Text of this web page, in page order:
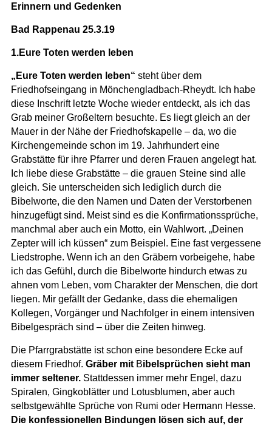
Erinnern und Gedenken
Bad Rappenau 25.3.19
1.Eure Toten werden leben
„Eure Toten werden leben“ steht über dem
Friedhofseingang in Mönchengladbach-Rheydt. Ich habe
diese Inschrift letzte Woche wieder entdeckt, als ich das
Grab meiner Großeltern besuchte. Es liegt gleich an der
Mauer in der Nähe der Friedhofskapelle – da, wo die
Kirchengemeinde schon im 19. Jahrhundert eine
Grabstätte für ihre Pfarrer und deren Frauen angelegt hat.
Ich liebe diese Grabstätte – die grauen Steine sind alle
gleich. Sie unterscheiden sich lediglich durch die
Bibelworte, die den Namen und Daten der Verstorbenen
hinzugefügt sind. Meist sind es die Konfirmationssprüche,
manchmal aber auch ein Motto, ein Wahlwort. „Deinen
Zepter will ich küssen“ zum Beispiel. Eine fast vergessene
Liedstrophe. Wenn ich an den Gräbern vorbeigehe, habe
ich das Gefühl, durch die Bibelworte hindurch etwas zu
ahnen vom Leben, vom Charakter der Menschen, die dort
liegen. Mir gefällt der Gedanke, dass die ehemaligen
Kollegen, Vorgänger und Nachfolger in einem intensiven
Bibelgespräch sind – über die Zeiten hinweg.
Die Pfarrgrabstätte ist schon eine besondere Ecke auf
diesem Friedhof. Gräber mitBibelsprüchen sieht man
immer seltener. Stattdessen immer mehr Engel, dazu
Spiralen, Gingkoblätter und Lotusblumen, aber auch
selbstgewählte Sprüche von Rumi oder Hermann Hesse.
Die konfessionellen Bindungen lösen sich auf, der